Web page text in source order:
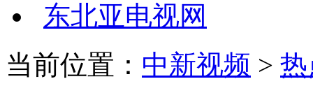
东北亚电视网
当前位置： 中新视频 >